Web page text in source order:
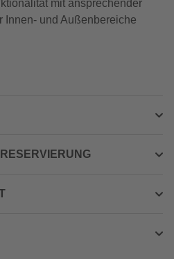
mit ansprechender
Innen- und Außenbereiche